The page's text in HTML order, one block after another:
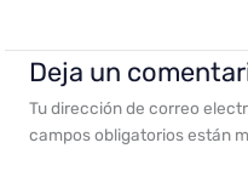
Deja un
Tu dirección de correo
campos obligatorios están